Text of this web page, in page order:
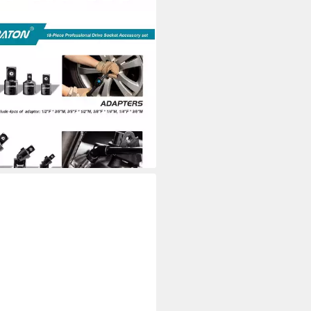
Steckschlüssel
Satz 18tlg Zoll Cr-V
€
- in 6-7 Werktagen bei dir